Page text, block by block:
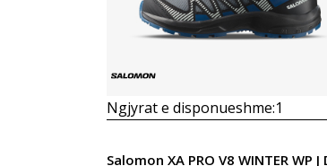
Ngjyrat e disponueshme:1